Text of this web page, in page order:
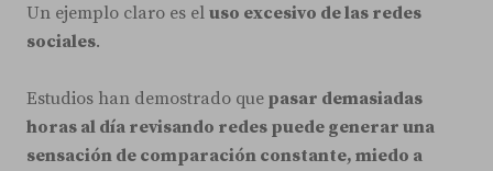
Un ejemplo claro es el uso excesivo de las redes
sociales.
Estudios han demostrado que pasar demasiadas
horas al día revisando redes puede generar una
sensación de comparación constante, miedo a